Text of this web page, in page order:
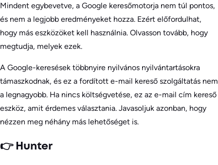
Mindent egybevetve, a Google keresőmotorja nem túl pontos,
és nem a legjobb eredményeket hozza. Ezért előfordulhat,
hogy más eszközöket kell használnia. Olvasson tovább, hogy
megtudja, melyek ezek.
A Google-keresések többnyire nyilvános nyilvántartásokra
támaszkodnak, és ez a fordított e-mail kereső szolgáltatás nem
a legnagyobb. Ha nincs költségvetése, ez az e-mail cím kereső
eszköz, amit érdemes választania. Javasoljuk azonban, hogy
nézzen meg néhány más lehetőséget is.
👉 Hunter